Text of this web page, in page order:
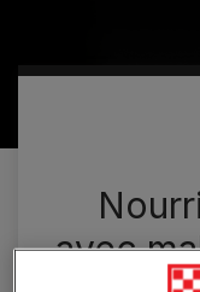
avec